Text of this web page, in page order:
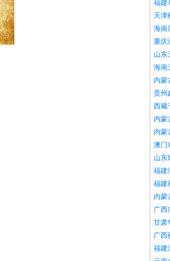
福建
天津
海南
重庆
山东
海南
内蒙
贵州
西藏
内蒙
内蒙
澳门
山东
福建
福建
内蒙
广西
甘肃
广西
福建